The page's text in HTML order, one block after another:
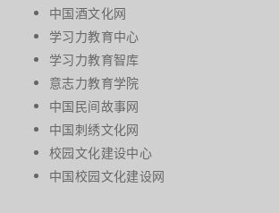
中国酒文化网
学习力教育中心
学习力教育智库
意志力教育学院
中国民间故事网
中国刺绣文化网
校园文化建设中心
中国校园文化建设网